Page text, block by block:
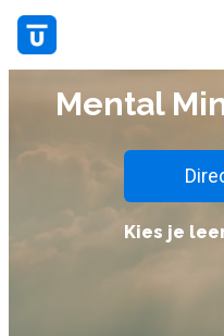
Mental
Kies je